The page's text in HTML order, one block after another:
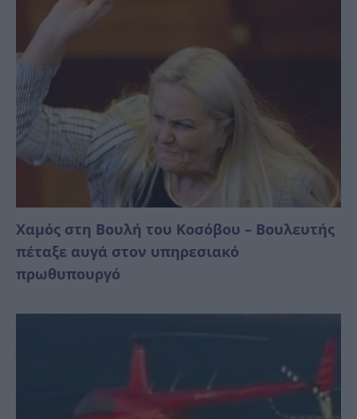
Χαμός στη Βουλή του Κοσόβου – Βουλευτής
πέταξε αυγά στον υπηρεσιακό
πρωθυπουργό